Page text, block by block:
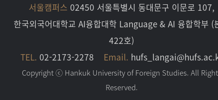
서울캠퍼스 02450 서울특별시 동대문구 이문로 107,
한국외국어대학교 AI융합대학 Language & AI 융합학부 (
422호)
TEL. 02-2173-2278 Email.
Copyright ⓒ Hankuk University of Foreign Studies. All
Reserved.